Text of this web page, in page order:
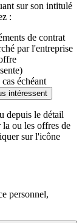
sur son intitulé
:
de contrat
par l'entreprise
échéant
intéressent
depuis le détail
ou les offres de
sur l'icône
personnel,